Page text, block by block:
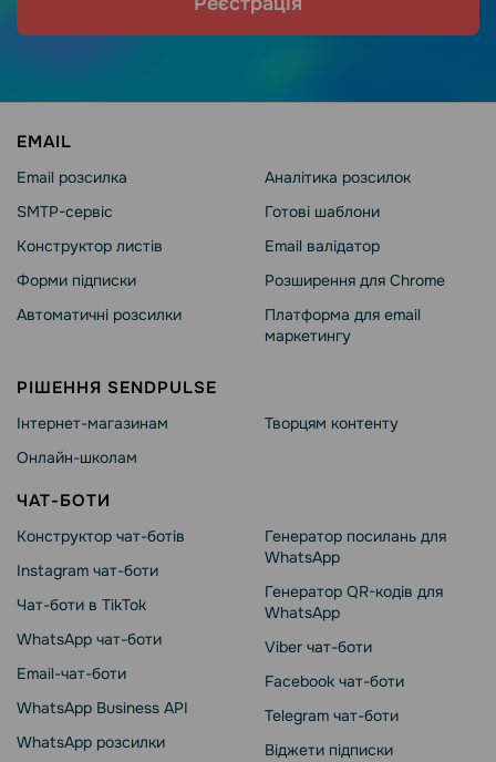
EMAIL
Email розсилка
SMTP-сервіс
Конструктор листів
Форми підписки
Автоматичні розсилки
Аналітика розсилок
Готові шаблони
Email валідатор
Розширення для Chrome
Платформа для email
маркетингу
РІШЕННЯ SENDPULSE
Інтернет-магазинам
Онлайн-школам
Творцям контенту
ЧАТ-БОТИ
Конструктор чат-ботів
Instagram чат-боти
Чат-боти в TikTok
WhatsApp чат-боти
Email-чат-боти
WhatsApp Business API
WhatsApp розсилки
Генератор посилань для
WhatsApp
Генератор QR-кодів для
WhatsApp
Viber чат-боти
Facebook чат-боти
Telegram чат-боти
Віджети підписки